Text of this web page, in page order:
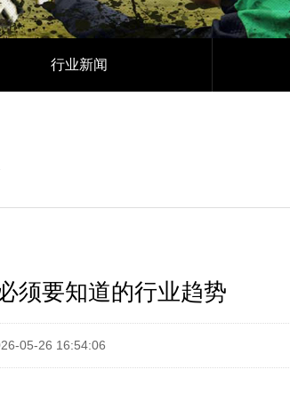
行业新闻
须要知道的行业趋势
05-26 16:54:06